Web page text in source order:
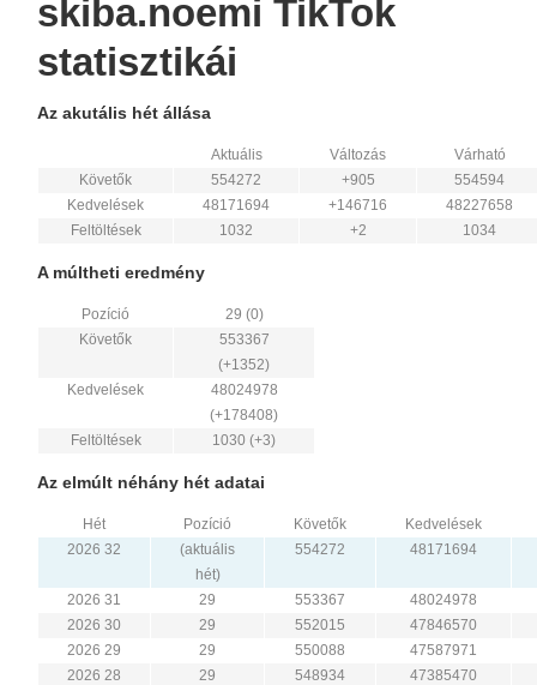
skiba.noemi TikTok
statisztikái
Az akutális hét állása
Aktuális Változás
Várható
Követők
554272 +905
554594
Kedvelések
48171694 +146716
48227658
Feltöltések
1032 +2 1034
A múltheti eredmény
Pozíció
29 (0)
Követők
553367
(+1352)
Kedvelések
48024978
(+178408)
Feltöltések
1030 (+3)
Az elmúlt néhány hét adatai
Hét Pozíció Követők
Kedvelések
2026 32
(aktuális
hét)
554272 48171694
2026 31 29 553367
48024978
2026 30
29 552015
47846570
2026 29
29 550088
47587971
2026 28
29 548934
47385470